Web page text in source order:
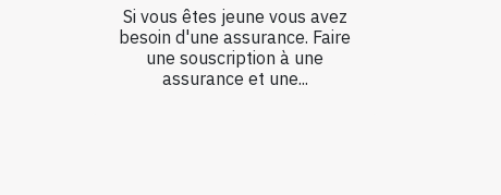
Si vous êtes jeune vous avez
besoin d'une assurance. Faire
une souscription à une
assurance et une...